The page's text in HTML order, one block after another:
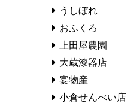
うしぼれ
おふくろ
上田屋農園
大蔵漆器店
宴物産
小倉せんべい店